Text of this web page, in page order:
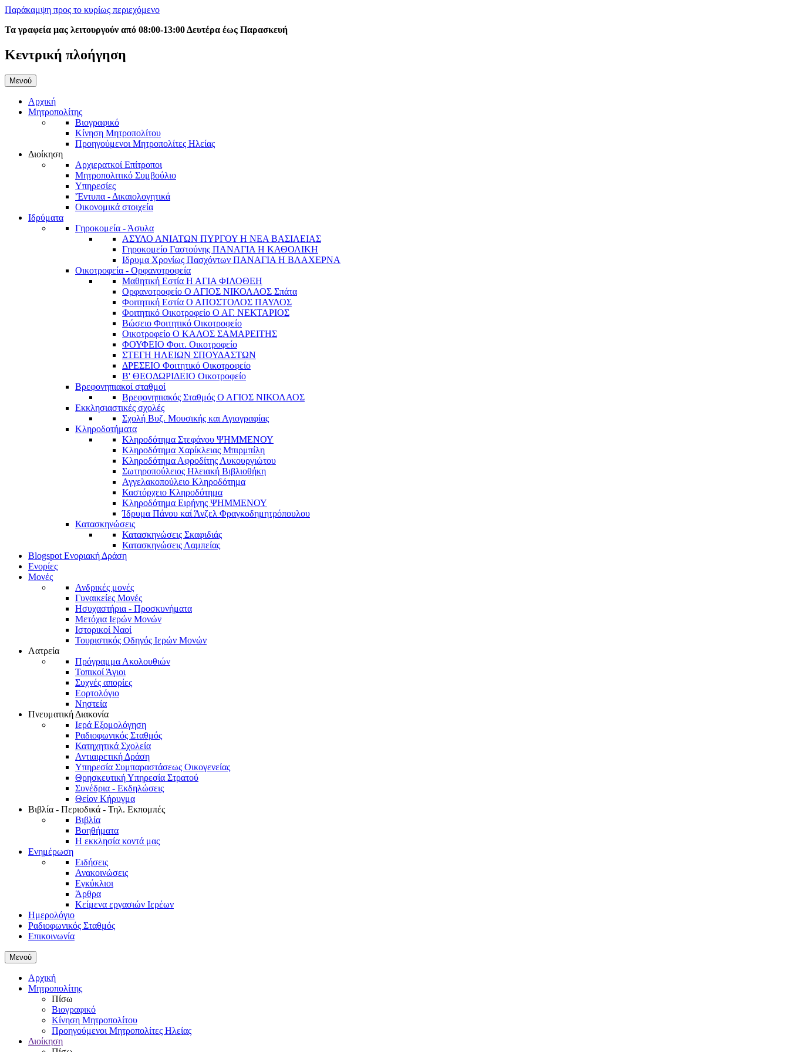
Παράκαμψη προς το κυρίως περιεχόμενο
Τα γραφεία μας λειτουργούν από 08:00-13:00 Δευτέρα έως Παρασκευή
Κεντρική πλοήγηση
Μενού
Αρχική
Μητροπολίτης
Βιογραφικό
Κίνηση Μητροπολίτου
Προηγούμενοι Μητροπολίτες Ηλείας
Διοίκηση
Αρχιερατκοί Επίτροποι
Μητροπολιτικό Συμβούλιο
Υπηρεσίες
'Έντυπα - Δικαιολογητικά
Οικονομικά στοιχεία
Ιδρύματα
Γηροκομεία - Άσυλα
ΑΣΥΛΟ ΑΝΙΑΤΩΝ ΠΥΡΓΟΥ Η ΝΕΑ ΒΑΣΙΛΕΙΑΣ
Γηροκομείο Γαστούνης ΠΑΝΑΓΙΑ Η ΚΑΘΟΛΙΚΗ
Ιδρυμα Χρονίως Πασχόντων ΠΑΝΑΓΙΑ Η ΒΛΑΧΕΡΝΑ
Οικοτροφεία - Ορφανοτροφεία
Μαθητική Εστία Η ΑΓΙΑ ΦΙΛΟΘΕΗ
Ορφανοτροφείο Ο ΑΓΙΟΣ ΝΙΚΟΛΑΟΣ Σπάτα
Φοιτητική Εστία Ο ΑΠΟΣΤΟΛΟΣ ΠΑΥΛΟΣ
Φοιτητικό Οικοτροφείο Ο ΑΓ. ΝΕΚΤΑΡΙΟΣ
Βώσειο Φοιτητικό Οικοτροφείο
Οικοτροφείο Ο ΚΑΛΟΣ ΣΑΜΑΡΕΙΤΗΣ
ΦΟΥΦΕΙΟ Φοιτ. Οικοτροφείο
ΣΤΕΓΗ ΗΛΕΙΩΝ ΣΠΟΥΔΑΣΤΩΝ
ΔΡΕΣΕΙΟ Φοιτητικό Οικοτροφείο
Β' ΘΕΟΔΩΡΙΔΕΙΟ Οικοτροφείο
Βρεφονηπιακοί σταθμοί
Βρεφονηπιακός Σταθμός Ο ΑΓΙΟΣ ΝΙΚΟΛΑΟΣ
Εκκλησιαστικές σχολές
Σχολή Βυζ. Μουσικής και Αγιογραφίας
Κληροδοτήματα
Κληροδότημα Στεφάνου ΨΗΜΜΕΝΟΥ
Κληροδότημα Χαρίκλειας Μπιρμπίλη
Κληροδότημα Αφροδίτης Λυκουργιώτου
Σωτηροπούλειος Ηλειακή Βιβλιοθήκη
Αγγελακοπούλειο Κληροδότημα
Καστόρχειο Κληροδότημα
Κληροδότημα Ειρήνης ΨΗΜΜΕΝΟΥ
Ίδρυμα Πάνου καί Άνζελ Φραγκοδημητρόπουλου
Κατασκηνώσεις
Κατασκηνώσεις Σκαφιδιάς
Κατασκηνώσεις Λαμπείας
Blogspot Ενοριακή Δράση
Ενορίες
Μονές
Ανδρικές μονές
Γυναικείες Μονές
Ησυχαστήρια - Προσκυνήματα
Μετόχια Ιερών Μονών
Ιστορικοί Ναοί
Τουριστικός Οδηγός Ιερών Μονών
Λατρεία
Πρόγραμμα Ακολουθιών
Τοπικοί Άγιοι
Συχνές απορίες
Εορτολόγιο
Νηστεία
Πνευματική Διακονία
Ιερά Εξομολόγηση
Ραδιοφωνικός Σταθμός
Κατηχητικά Σχολεία
Αντιαιρετική Δράση
Υπηρεσία Συμπαραστάσεως Οικογενείας
Θρησκευτική Υπηρεσία Στρατού
Συνέδρια - Εκδηλώσεις
Θείον Κήρυγμα
Βιβλία - Περιοδικά - Τηλ. Εκπομπές
Βιβλία
Βοηθήματα
Η εκκλησία κοντά μας
Ενημέρωση
Ειδήσεις
Ανακοινώσεις
Εγκύκλιοι
Άρθρα
Κείμενα εργασιών Ιερέων
Ημερολόγιο
Ραδιοφωνικός Σταθμός
Επικοινωνία
Μενού
Αρχική
Μητροπολίτης
Πίσω
Βιογραφικό
Κίνηση Μητροπολίτου
Προηγούμενοι Μητροπολίτες Ηλείας
Διοίκηση